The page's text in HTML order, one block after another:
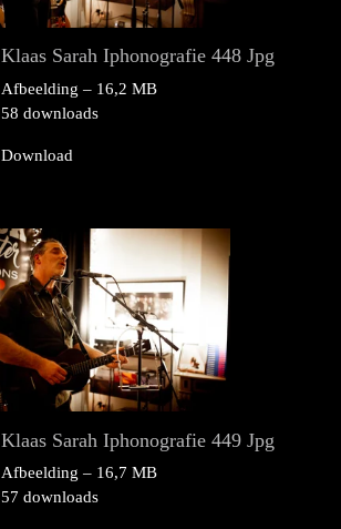
Klaas Sarah Iphonografie 448 Jpg
Afbeelding – 16,2 MB
58 downloads
Download
Klaas Sarah Iphonografie 449 Jpg
Afbeelding – 16,7 MB
57 downloads